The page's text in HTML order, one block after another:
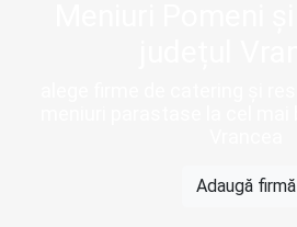
Adaugă firmă